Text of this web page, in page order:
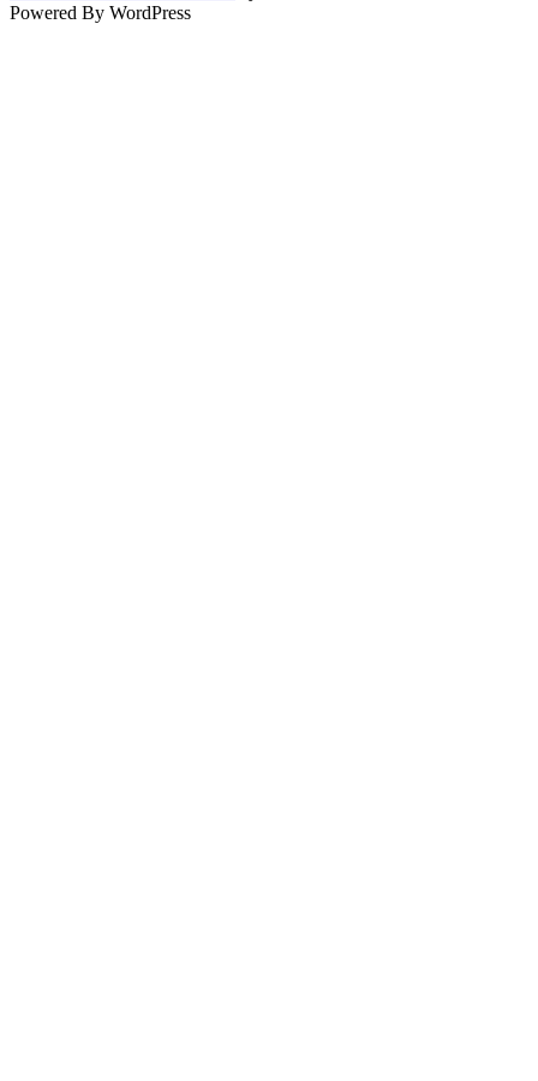
Up
Powered By WordPress